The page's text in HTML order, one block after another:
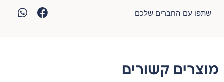
שתפו עם החברים שלכם
מוצרים קשורים